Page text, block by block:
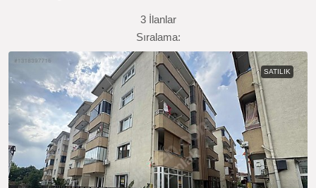
3 İlanlar
Sıralama:
SATILIK